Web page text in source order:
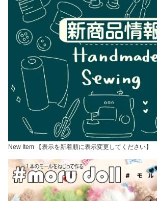
New Item 【表示を新着順に表示変更してください】